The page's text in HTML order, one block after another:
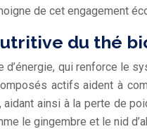
de cet engagement
du thé
qui renforce le
actifs aident à
ainsi à la perte de
le gingembre et le nid